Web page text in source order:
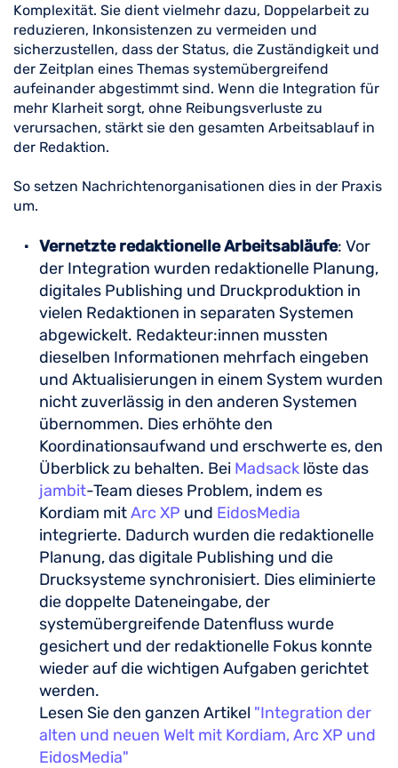
Komplexität. Sie dient vielmehr dazu, Doppelarbeit zu
reduzieren, Inkonsistenzen zu vermeiden und
sicherzustellen, dass der Status, die Zuständigkeit und
der Zeitplan eines Themas systemübergreifend
aufeinander abgestimmt sind. Wenn die Integration für
mehr Klarheit sorgt, ohne Reibungsverluste zu
verursachen, stärkt sie den gesamten Arbeitsablauf in
der Redaktion.
So setzen Nachrichtenorganisationen dies in der Praxis
um.
Vernetzte redaktionelle Arbeitsabläufe: Vor
der Integration wurden redaktionelle Planung,
digitales Publishing und Druckproduktion in
vielen Redaktionen in separaten Systemen
abgewickelt. Redakteur:innen mussten
dieselben Informationen mehrfach eingeben
und Aktualisierungen in einem System wurden
nicht zuverlässig in den anderen Systemen
übernommen. Dies erhöhte den
Koordinationsaufwand und erschwerte es, den
Überblick zu behalten. Bei Madsack löste das
jambit-Team dieses Problem, indem es
Kordiam mitArc XP und EidosMedia
integrierte. Dadurch wurden die redaktionelle
Planung, das digitale Publishing und die
Drucksysteme synchronisiert. Dies eliminierte
die doppelte Dateneingabe, der
systemübergreifende Datenfluss wurde
gesichert und der redaktionelle Fokus konnte
wieder auf die wichtigen Aufgaben gerichtet
werden.
Lesen Sie den ganzen Artikel "Integration der
alten und neuen Welt mit Kordiam, Arc XP und
EidosMedia"